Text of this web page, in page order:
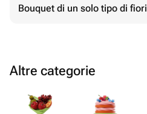
Bouquet di un solo tipo di fiori
Altre categorie